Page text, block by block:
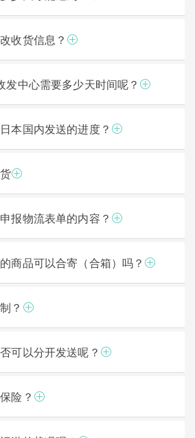
收货信息？
发中心需要多少天时间呢？
本国内发送的进度？
报物流表单的内容？
商品可以合寄（合箱）吗？
？
可以分开发送呢？
险？